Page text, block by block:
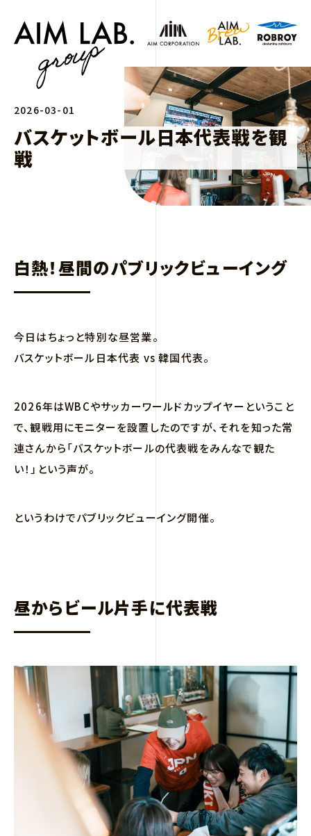
2026-03-01
バスケットボール日本代表戦を観
戦
白熱！昼間のパブリックビューイング
今日はちょっと特別な昼営業。
バスケットボール日本代表 vs 韓国代表。
2026年はWBCやサッカーワールドカップイヤーということ
で、観戦用にモニターを設置したのですが、それを知った常
連さんから「バスケットボールの代表戦をみんなで観た
い！」という声が。
というわけでパブリックビューイング開催。
昼からビール片手に代表戦